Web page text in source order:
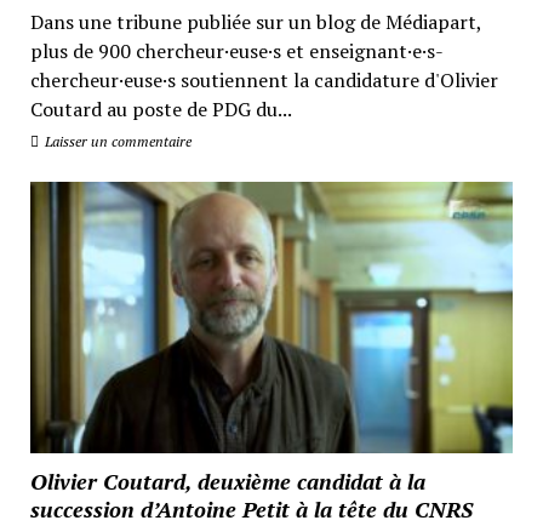
Dans une tribune publiée sur un blog de Médiapart,
plus de 900 chercheur·euse·s et enseignant·e·s-
chercheur·euse·s soutiennent la candidature d'Olivier
Coutard au poste de PDG du...
Laisser un commentaire
Olivier Coutard, deuxième candidat à la
succession d’Antoine Petit à la tête du CNRS